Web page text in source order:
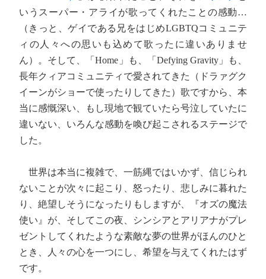
いうスーパー・アライが歌ってくれたことの感動…
（きっと、ゲイである兄をはじめLGBTQコミュニテ
ィの人々への思いも込めて歌ったに違いありませ
ん）。そして、「Home」も、「Defying Gravity」も、
長年クィアコミュニティで愛されてきた（ドラァグク
イーンがショーで使ったりしてきた）歌ですから、本
当に感慨深い、もし現地で観ていたら号泣していたに
違いない、いろんな感動を喚び起こされるステージで
した。
世界は本当に複雑で、一筋縄ではいかず、信じられ
ないことが次々に起こり、怒ったり、悲しみに暮れた
り、絶望しそうになったりもしますが、『オズの魔法
使い』が、そしてこの夜、シンシアとアリアナがプレ
ゼントしてくれたような素敵な夢の世界がほんのひと
とき、人々の心を一つにし、希望を与えてくれたはず
です。